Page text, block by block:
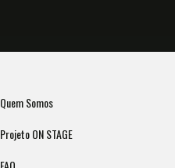
Quem Somos
Projeto ON STAGE